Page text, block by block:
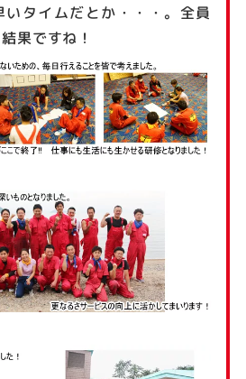
いタイムだとか・・・。全員
果ですね！